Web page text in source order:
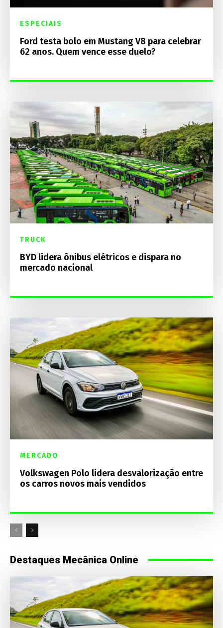
ESPECIAIS
Ford testa bolo em Mustang V8 para celebrar
62 anos. Quem vence esse duelo?
TRUCK
BYD lidera ônibus elétricos e dispara no
mercado nacional
MERCADO
Volkswagen Polo lidera desvalorização entre
os carros novos mais vendidos
Destaques Mecânica Online